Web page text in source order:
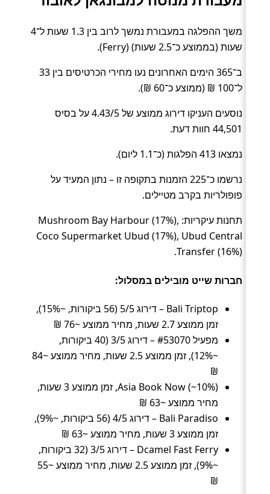
משך ההפלגה במעבורת נמשך לרוב בין 1.3 שעות ל־4
שעות (בממוצע כ־2.5 שעות) (Ferry).
ב־365 הימים האחרונים נעו מחירי הכרטיסים בין 33
ל־100 ₪ (ממוצע כ־60 ₪).
נוסעים העניקו דירוג ממוצע של 4.43/5 על בסיס
44,501 חוות דעת.
נמצאו 413 הפלגות (כ־1.1 ליום).
נרשמו כ־225 הזמנות בתקופה זו – נתון המעיד על
פופולריות בקרב מטיילים.
תחנות עיקריות: Mushroom Bay Harbour (17%),
Coco Supermarket Ubud (17%), Ubud Central
Transfer (16%).
חברות שייט מובילים במסלול:
Bali Triptop – דירוג 5/5 (56 ביקורות, ~15%),
זמן ממוצע 2.7 שעות, מחיר ממוצע ~76 ₪
מפעיל #53070 – דירוג 3/5 (40 ביקורות,
~12%), זמן ממוצע 2.5 שעות, מחיר ממוצע ~84
₪
Asia Book Now (~10%), זמן ממוצע 3 שעות,
מחיר ממוצע ~63 ₪
Bali Paradiso – דירוג 4/5 (56 ביקורות, ~9%),
זמן ממוצע 3 שעות, מחיר ממוצע ~63 ₪
Dcamel Fast Ferry – דירוג 3/5 (32 ביקורות,
~9%), זמן ממוצע 2.5 שעות, מחיר ממוצע ~55
₪